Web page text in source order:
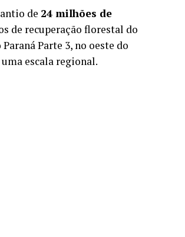
de 24 milhões de
de recuperação florestal do
Parte 3, no oeste do
escala regional.